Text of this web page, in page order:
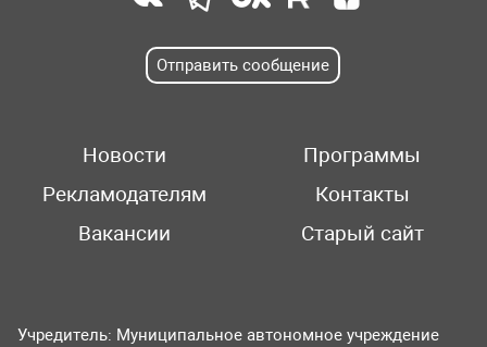
Отправить сообщение
Новости
Программы
Рекламодателям
Контакты
Вакансии
Старый сайт
Учредитель: Муниципальное автономное учреждение